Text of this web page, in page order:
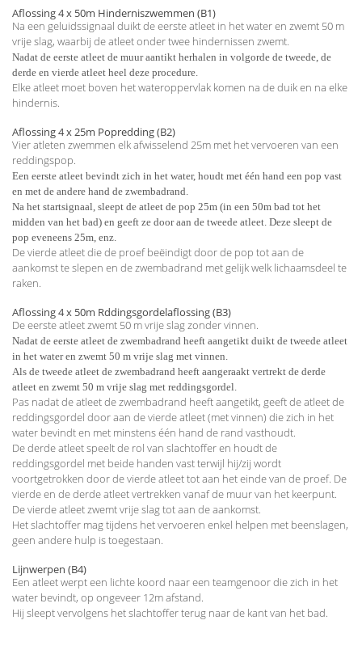
Aflossing 4 x 50m Hinderniszwemmen (B1)
Na een geluidssignaal duikt de eerste atleet in het water en zwemt 50 m
vrije slag, waarbij de atleet onder twee hindernissen zwemt.
Nadat de eerste atleet de muur aantikt herhalen in volgorde de tweede, de
derde en vierde atleet heel deze procedure.
Elke atleet moet boven het wateroppervlak komen na de duik en na elke
hindernis.
Aflossing 4 x 25m Popredding (B2)
Vier atleten zwemmen elk afwisselend 25m met het vervoeren van een
reddingspop.
Een eerste atleet bevindt zich in het water, houdt met één hand een pop vast
en met de andere hand de zwembadrand.
Na het startsignaal, sleept de atleet de pop 25m (in een 50m bad tot het
midden van het bad) en geeft ze door aan de tweede atleet. Deze sleept de
pop eveneens 25m, enz.
De vierde atleet die de proef beëindigt door de pop tot aan de
aankomst te slepen en de zwembadrand met gelijk welk lichaamsdeel te
raken.
Aflossing 4 x 50m Rddingsgordelaflossing (B3)
De eerste atleet zwemt 50 m vrije slag zonder vinnen.
Nadat de eerste atleet de zwembadrand heeft aangetikt duikt de tweede atleet
in het water en zwemt 50 m vrije slag met vinnen.
Als de tweede atleet de zwembadrand heeft aangeraakt vertrekt de derde
atleet en zwemt 50 m vrije slag met reddingsgordel.
Pas nadat de atleet de zwembadrand heeft aangetikt, geeft de atleet de
reddingsgordel door aan de vierde atleet (met vinnen) die zich in het
water bevindt en met minstens één hand de rand vasthoudt.
De derde atleet speelt de rol van slachtoffer en houdt de
reddingsgordel met beide handen vast terwijl hij/zij wordt
voortgetrokken door de vierde atleet tot aan het einde van de proef. De
vierde en de derde atleet vertrekken vanaf de muur van het keerpunt.
De vierde atleet zwemt vrije slag tot aan de aankomst.
Het slachtoffer mag tijdens het vervoeren enkel helpen met beenslagen,
geen andere hulp is toegestaan.
Lijnwerpen (B4)
Een atleet werpt een lichte koord naar een teamgenoor die zich in het
water bevindt, op ongeveer 12m afstand.
Hij sleept vervolgens het slachtoffer terug naar de kant van het bad.